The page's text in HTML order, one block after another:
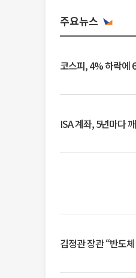
주요뉴스
코스피, 4% 하락에
ISA 계좌, 5년마다
김정관 장관 “반도